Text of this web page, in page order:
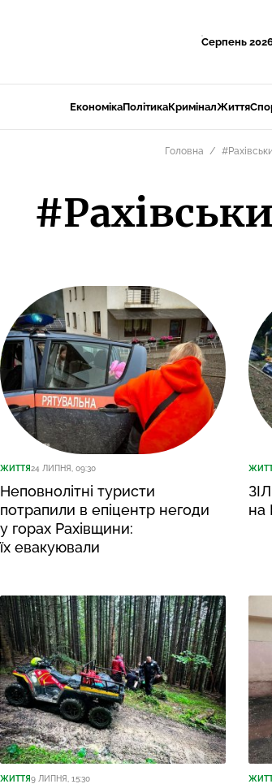
Серпень
ЕкономікаПолітикаКриміналЖиття
Головна
ЖИТТЯ24 ЛИПНЯ, 09:30
Неповнолітні туристи
потрапили в епіцентр негоди
у горах Рахівщини:
їх евакуювали
на
ЖИТТЯ9 ЛИПНЯ, 15:30